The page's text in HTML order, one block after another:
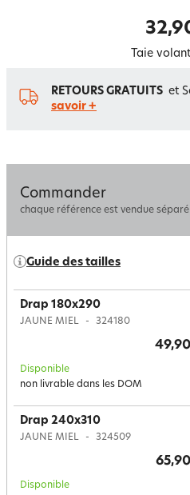
Taie
RETOURS GRATUITS et
savoir +
Commander
chaque référence est vendue
Guide des tailles
Drap 180x290
JAUNE MIEL 324180
Disponible
non livrable dans les DOM
Drap 240x310
JAUNE MIEL 324509
Disponible